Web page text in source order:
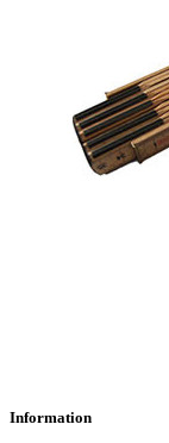
Information